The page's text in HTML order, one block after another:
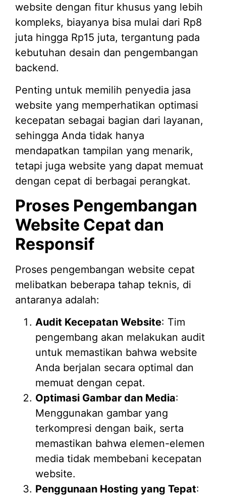
website dengan fitur khusus yang lebih
kompleks, biayanya bisa mulai dari Rp8
juta hingga Rp15 juta, tergantung pada
kebutuhan desain dan pengembangan
backend.
Penting untuk memilih penyedia jasa
website yang memperhatikan optimasi
kecepatan sebagai bagian dari layanan,
sehingga Anda tidak hanya
mendapatkan tampilan yang menarik,
tetapi juga website yang dapat memuat
dengan cepat di berbagai perangkat.
Proses Pengembangan
Website Cepat dan
Responsif
Proses pengembangan website cepat
melibatkan beberapa tahap teknis, di
antaranya adalah:
Audit Kecepatan Website: Tim
pengembang akan melakukan audit
untuk memastikan bahwa website
Anda berjalan secara optimal dan
memuat dengan cepat.
Optimasi Gambar dan Media:
Menggunakan gambar yang
terkompresi dengan baik, serta
memastikan bahwa elemen-elemen
media tidak membebani kecepatan
website.
Penggunaan Hosting yang Tepat: